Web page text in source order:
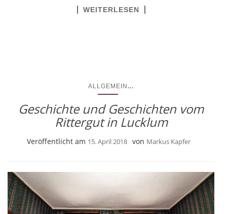
WEITERLESEN
ALLGEMEIN ...
Geschichte und Geschichten vom
Rittergut in Lucklum
Veröffentlicht am 15. April 2018 von Markus Kapfer